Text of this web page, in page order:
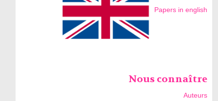
Papers in english
Nous connaître
Auteurs